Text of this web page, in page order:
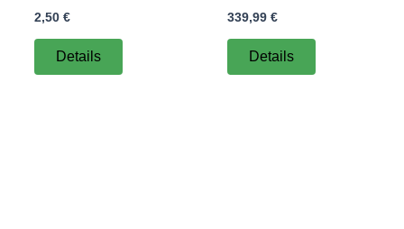
2,50 €
Details
339,99 €
Details